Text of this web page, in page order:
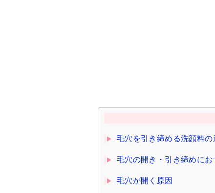
毛穴を引き締める洗顔料の
毛穴の開き・引き締めに
毛穴が開く原因